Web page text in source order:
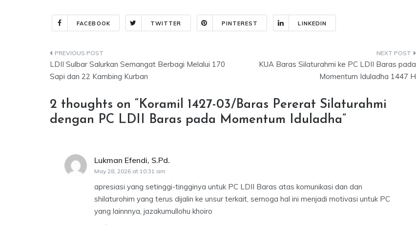
FACEBOOK TWITTER PINTEREST LINKEDIN
Post
navigation
LDII Sulbar Salurkan Semangat Berbagi Melalui 170
Sapi dan 22 Kambing Kurban
KUA Baras Silaturahmi ke PC LDII Baras pada
Momentum Iduladha 1447 H
2 thoughts on “Koramil 1427-03/Baras Pererat Silaturahmi
dengan PC LDII Baras pada Momentum Iduladha”
Lukman Efendi, S.Pd.
May 28, 2026 at 10:31 am
apresiasi yang setinggi-tingginya untuk PC LDII Baras atas komunikasi dan dan
shilaturohim yang terus dijalin ke unsur terkait, semoga hal ini menjadi motivasi untuk PC
yang lainnnya, jazakumullohu khoiro